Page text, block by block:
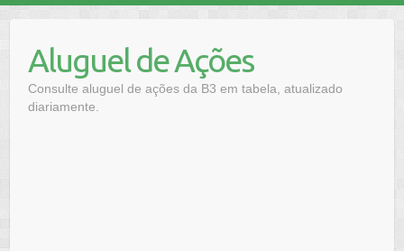
contentAluguel de Ações
Consulte aluguel de ações da B3 em tabela, atualizado
diariamente.